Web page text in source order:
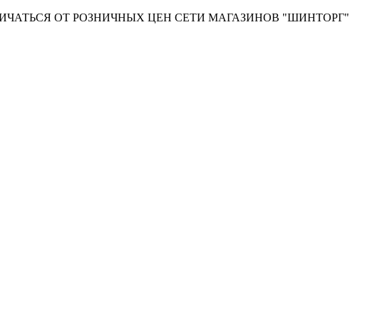
ОТ РОЗНИЧНЫХ ЦЕН СЕТИ МАГАЗИНОВ "ШИНТОРГ"